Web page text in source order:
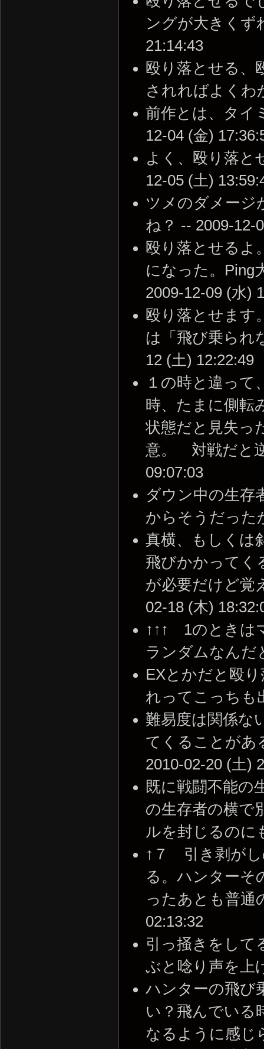
ングが大きくず
21:14:43
殴り落とせる、
されればよくわ
前作とは、タイ
12-04 (金)
よく、殴り落と
12-05 (土)
ツメのダメージ
ね？ -- 2009-12-
殴り落とせるよ
になった。Ping
2009-12-09 (水)
殴り落とせます
は「飛び乗られ
12 (土) 12:22:49
１の時と違って
時、たまに側
状態だと見失っ
意。 対戦だと
09:07:03
ダウン中の生存
からそうだった
真横、もしくは
飛びかかってく
が必要だけど覚
02-18 (木)
↑↑↑ 1のときは
ランダムなんだ
EXとかだと殴
れってこっちも
難易度は関係な
てくることがあ
2010-02-20 (土)
既に戦闘不能の
の生存者の横で
ルを封じるのに
↑７ 引き剥がし
る。ハンターそ
ったあとも普通
02:13:32
引っ掻きをして
ぶと唸り声を上
ハンターの飛び
い？飛んでいる
なるように感じ